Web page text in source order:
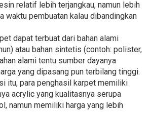
relatif lebih terjangkau, namun lebih
waktu pembuatan kalau dibandingkan
dapat terbuat dari bahan alami
atau bahan sintetis (contoh: polister,
alami tentu sumber dayanya
yang dipasang pun terbilang tinggi.
itu, para penghasil karpet memiliki
acrylic yang kualitasnya serupa
namun memiliki harga yang lebih